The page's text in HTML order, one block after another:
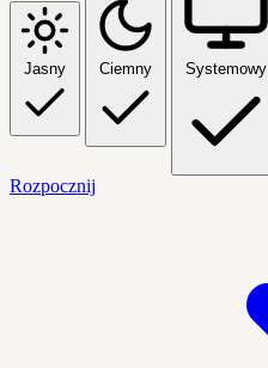
Jasny Ciemny Systemowy
Rozpocznij